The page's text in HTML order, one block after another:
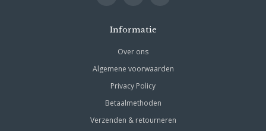
Informatie
Over ons
Algemene voorwaarden
Privacy Policy
Betaalmethoden
Verzenden & retourneren